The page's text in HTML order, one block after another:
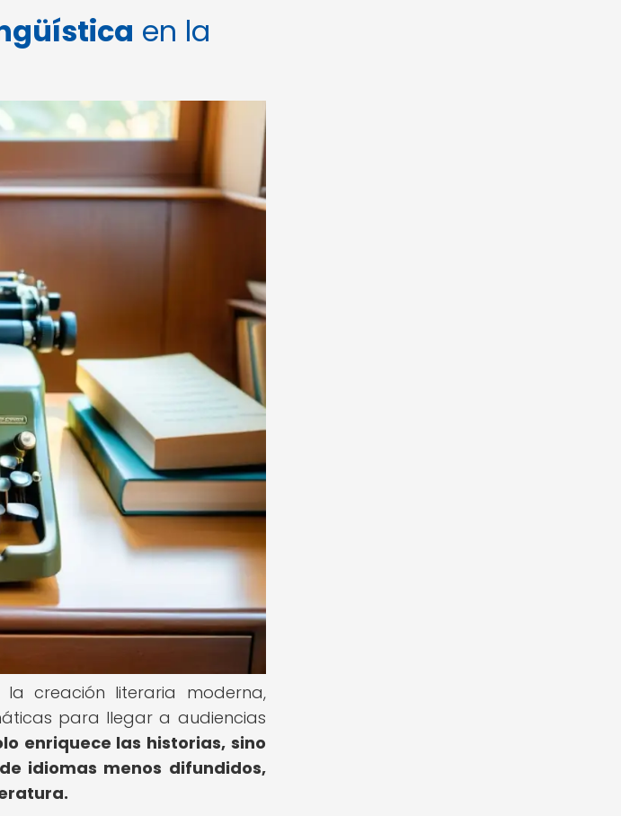
en la
creación literaria moderna,
para llegar a audiencias
enriquece las historias, sino
idiomas menos difundidos,